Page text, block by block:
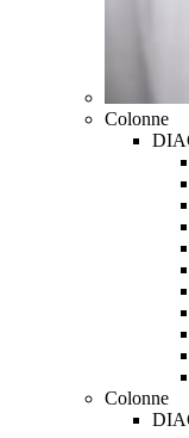
Colonne
Colonne